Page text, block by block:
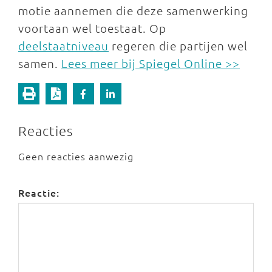
motie aannemen die deze samenwerking
voortaan wel toestaat. Op
deelstaatniveau regeren die partijen wel
samen. Lees meer bij Spiegel Online >>
Reacties
Geen reacties aanwezig
Reactie: